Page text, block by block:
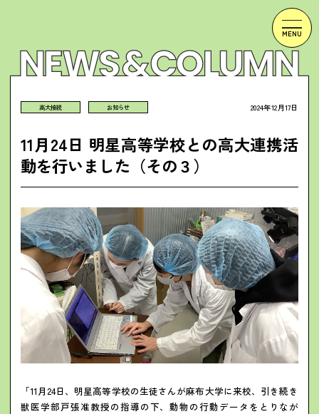
お知らせ
高大接続 2024年12月17日
11月24日 明星高等学校との高大連携活
動を行いました（その３）
「11月24日、明星高等学校の生徒さんが麻布大学に来校、引き続き
獣医学部戸張准教授の指導の下、動物の行動データをとりなが